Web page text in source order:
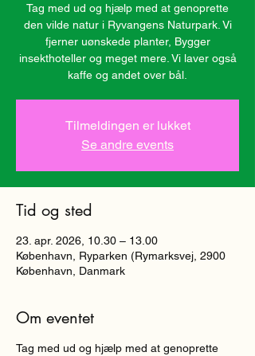
Tag med ud og hjælp med at genoprette
den vilde natur i Ryvangens Naturpark. Vi
fjerner uønskede planter, Bygger
insekthoteller og meget mere. Vi laver også
kaffe og andet over bål.
Tilmeldingen er lukket
Se andre events
Tid og sted
23. apr. 2026, 10.30 – 13.00
København, Ryparken (Rymarksvej, 2900
København, Danmark
Om eventet
Tag med ud og hjælp med at genoprette